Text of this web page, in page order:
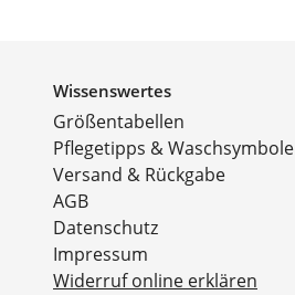
Wissenswertes
Größentabellen
Pflegetipps & Waschsymbole
Versand & Rückgabe
AGB
Datenschutz
Impressum
Widerruf online erklären